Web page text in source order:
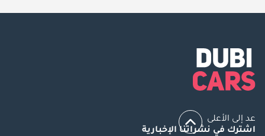
عد إلى الأعلى
اشترك في نشراتنا الإخبارية